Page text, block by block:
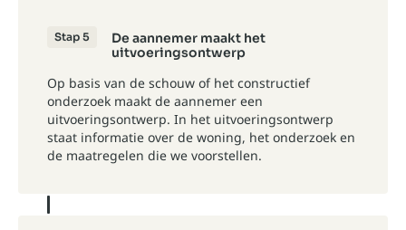
Stap 5
De aannemer maakt het
uitvoeringsontwerp
Op basis van de schouw of het constructief
onderzoek maakt de aannemer een
uitvoeringsontwerp. In het uitvoeringsontwerp
staat informatie over de woning, het onderzoek en
de maatregelen die we voorstellen.